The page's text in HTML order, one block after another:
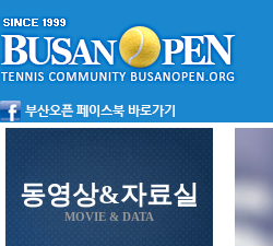
동영상&자료실
MOVIE & DATA